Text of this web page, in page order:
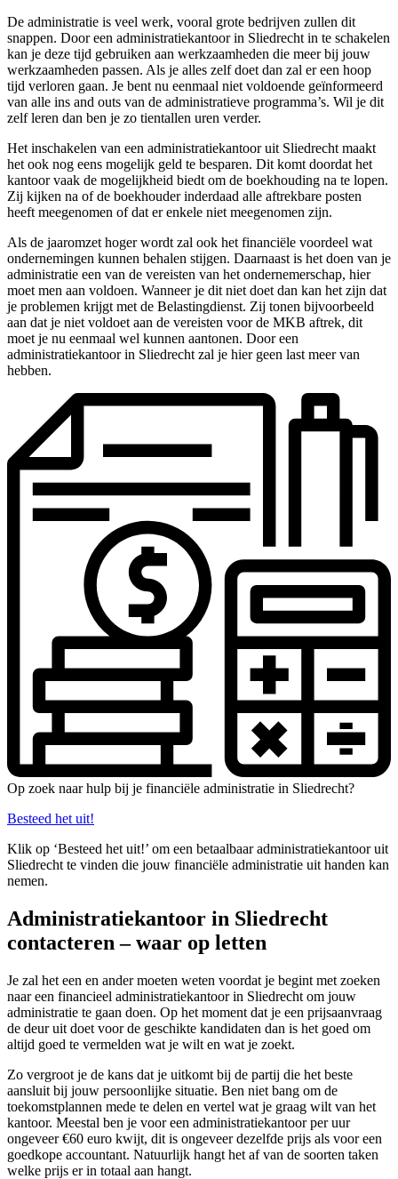
De administratie is veel werk, vooral grote bedrijven zullen dit
snappen. Door een administratiekantoor in Sliedrecht in te schakelen
kan je deze tijd gebruiken aan werkzaamheden die meer bij jouw
werkzaamheden passen. Als je alles zelf doet dan zal er een hoop
tijd verloren gaan. Je bent nu eenmaal niet voldoende geïnformeerd
van alle ins and outs van de administratieve programma’s. Wil je dit
zelf leren dan ben je zo tientallen uren verder.
Het inschakelen van een administratiekantoor uit Sliedrecht maakt
het ook nog eens mogelijk geld te besparen. Dit komt doordat het
kantoor vaak de mogelijkheid biedt om de boekhouding na te lopen.
Zij kijken na of de boekhouder inderdaad alle aftrekbare posten
heeft meegenomen of dat er enkele niet meegenomen zijn.
Als de jaaromzet hoger wordt zal ook het financiële voordeel wat
ondernemingen kunnen behalen stijgen. Daarnaast is het doen van je
administratie een van de vereisten van het ondernemerschap, hier
moet men aan voldoen. Wanneer je dit niet doet dan kan het zijn dat
je problemen krijgt met de Belastingdienst. Zij tonen bijvoorbeeld
aan dat je niet voldoet aan de vereisten voor de MKB aftrek, dit
moet je nu eenmaal wel kunnen aantonen. Door een
administratiekantoor in Sliedrecht zal je hier geen last meer van
hebben.
Op zoek naar hulp bij je financiële administratie in Sliedrecht?
Besteed het uit!
Klik op ‘Besteed het uit!’ om een betaalbaar administratiekantoor uit
Sliedrecht te vinden die jouw financiële administratie uit handen kan
nemen.
Administratiekantoor in Sliedrecht
contacteren – waar op letten
Je zal het een en ander moeten weten voordat je begint met zoeken
naar een financieel administratiekantoor in Sliedrecht om jouw
administratie te gaan doen. Op het moment dat je een prijsaanvraag
de deur uit doet voor de geschikte kandidaten dan is het goed om
altijd goed te vermelden wat je wilt en wat je zoekt.
Zo vergroot je de kans dat je uitkomt bij de partij die het beste
aansluit bij jouw persoonlijke situatie. Ben niet bang om de
toekomstplannen mede te delen en vertel wat je graag wilt van het
kantoor. Meestal ben je voor een administratiekantoor per uur
ongeveer €60 euro kwijt, dit is ongeveer dezelfde prijs als voor een
goedkope accountant. Natuurlijk hangt het af van de soorten taken
welke prijs er in totaal aan hangt.